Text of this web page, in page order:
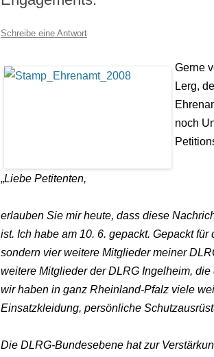
Schreibe eine Antwort
Gerne
Lerg,
noch
„Liebe Petitenten,
erlauben Sie mir heute, dass diese
ist. Ich habe am 10. 6. gepackt. Gepackt
sondern vier weitere Mitglieder meiner
weitere Mitglieder der DLRG Ingelheim,
wir haben in ganz Rheinland-Pfalz viele
Einsatzkleidung, persönliche
Die DLRG-Bundesebene hat zur